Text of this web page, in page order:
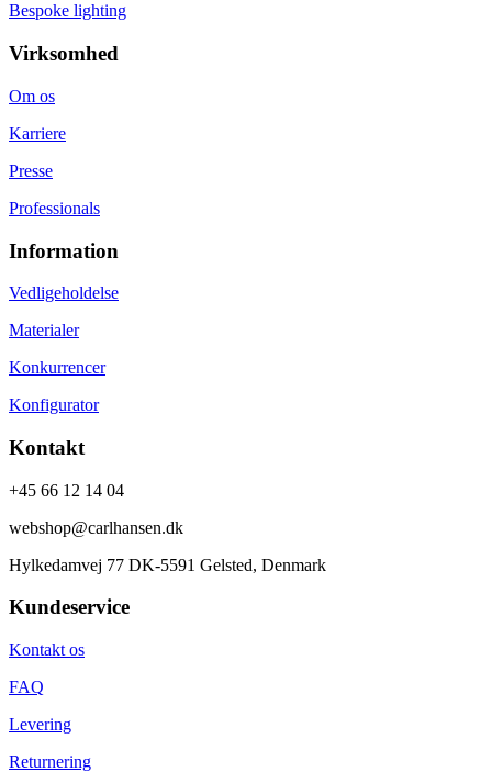
Bespoke lighting
Virksomhed
Om os
Karriere
Presse
Professionals
Information
Vedligeholdelse
Materialer
Konkurrencer
Konfigurator
Kontakt
+45 66 12 14 04
webshop@carlhansen.dk
Hylkedamvej 77 DK-5591 Gelsted, Denmark
Kundeservice
Kontakt os
FAQ
Levering
Returnering